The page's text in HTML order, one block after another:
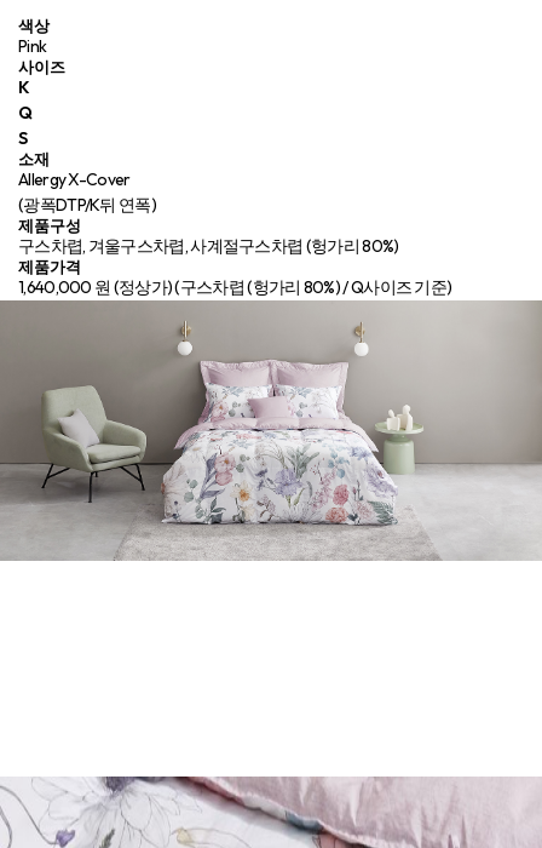
색상
Pink
사이즈
K
Q
S
소재
Allergy X-Cover
(광폭DTP/K뒤 연폭)
제품구성
구스차렵, 겨울구스차렵, 사계절구스차렵 (헝가리 80%)
제품가격
1,640,000 원 (정상가)(구스차렵 (헝가리 80%) / Q사이즈 기준)